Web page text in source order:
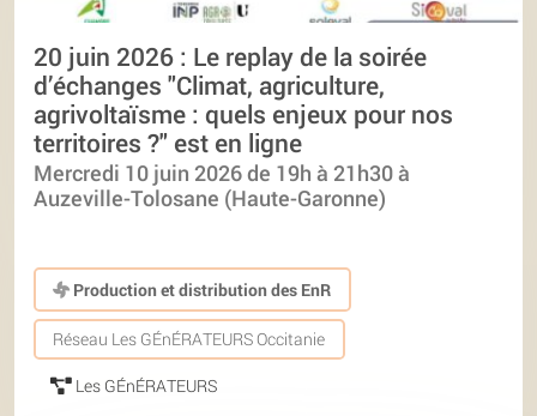
20 juin 2026 : Le replay de la soirée
d’échanges "Climat, agriculture,
agrivoltaïsme : quels enjeux pour nos
territoires ?" est en ligne
Mercredi 10 juin 2026 de 19h à 21h30 à
Auzeville-Tolosane (Haute-Garonne)
Production et distribution des EnR
Réseau Les GÉnÉRATEURS Occitanie
Les GÉnÉRATEURS